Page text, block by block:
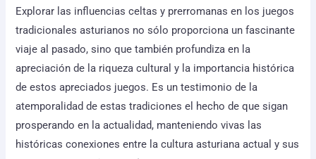
Explorar las influencias celtas y prerromanas en los juegos
tradicionales asturianos no sólo proporciona un fascinante
viaje al pasado, sino que también profundiza en la
apreciación de la riqueza cultural y la importancia histórica
de estos apreciados juegos. Es un testimonio de la
atemporalidad de estas tradiciones el hecho de que sigan
prosperando en la actualidad, manteniendo vivas las
históricas conexiones entre la cultura asturiana actual y sus